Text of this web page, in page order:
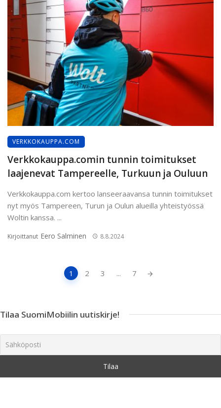
VERKKOKAUPPA.COM
Verkkokauppa.comin tunnin toimitukset
laajenevat Tampereelle, Turkuun ja Ouluun
Verkkokauppa.com kertoo lanseeraavansa tunnin toimitukset
nyt myös Tampereen, Turun ja Oulun alueilla yhteistyössä
Woltin kanssa. ...
Kirjoittanut Eero Salminen 8.8.2024
1 2 3 ... 7
Tilaa SuomiMobiilin uutiskirje!